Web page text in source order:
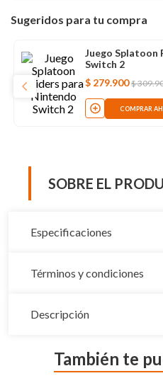
Sugeridos para tu compra
Juego Splatoon
Switch 2
$ 279.900 $309.
COMPRAR
SOBRE EL
Especificaciones
Términos y condiciones
Descripción
También te